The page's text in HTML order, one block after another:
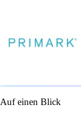
Auf einen Blick